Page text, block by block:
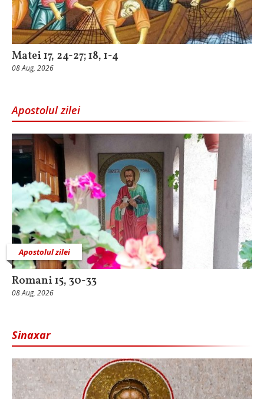
Matei 17, 24-27; 18, 1-4
08 Aug, 2026
Apostolul zilei
Apostolul zilei
Romani 15, 30-33
08 Aug, 2026
Sinaxar